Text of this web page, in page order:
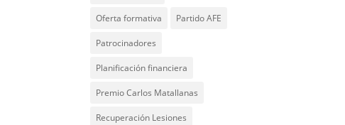
Oferta formativa Partido AFE
Patrocinadores
Planificación financiera
Premio Carlos Matallanas
Recuperación Lesiones